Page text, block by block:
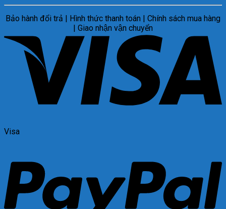
Bảo hành đổi trả | Hình thức thanh toán | Chính sách mua hàng
| Giao nhận vận chuyển
Visa